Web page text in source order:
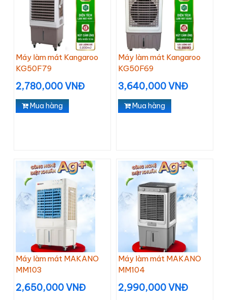
Máy làm mát Kangaroo
KG50F79
2,780,000 VNĐ
Mua hàng
Máy làm mát Kangaroo
KG50F69
3,640,000 VNĐ
Mua hàng
Máy làm mát MAKANO
MM103
2,650,000 VNĐ
Máy làm mát MAKANO
MM104
2,990,000 VNĐ